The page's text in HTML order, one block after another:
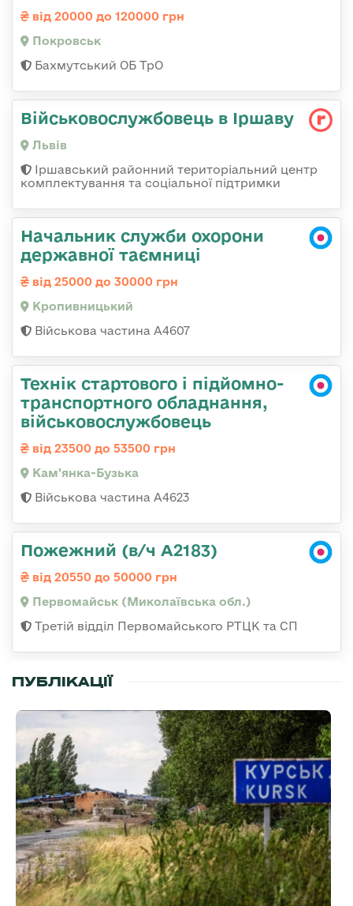
від 20000 до 120000 грн
Покровськ
Бахмутський ОБ ТрО
Військовослужбовець в Іршаву
Львів
Іршавський районний територіальний центр
комплектування та соціальної підтримки
Начальник служби охорони
державної таємниці
від 25000 до 30000 грн
Кропивницький
Військова частина А4607
Технік стартового і підйомно-
транспортного обладнання,
військовослужбовець
від 23500 до 53500 грн
Кам'янка-Бузька
Військова частина А4623
Пожежний (в/ч А2183)
від 20550 до 50000 грн
Первомайськ (Миколаївська обл.)
Третій відділ Первомайського РТЦК та СП
ПУБЛІКАЦІЇ